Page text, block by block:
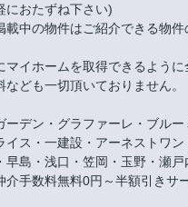
におたずね下さい)
中の物件はご紹介できる物件
マイホームを取得できるよう
ども一切頂いておりません。
ーデン・グラファーレ・ブル
イス・一建設・アーネストワ
早島・浅口・笠岡・玉野・瀬
手数料無料0円～半額引きサ